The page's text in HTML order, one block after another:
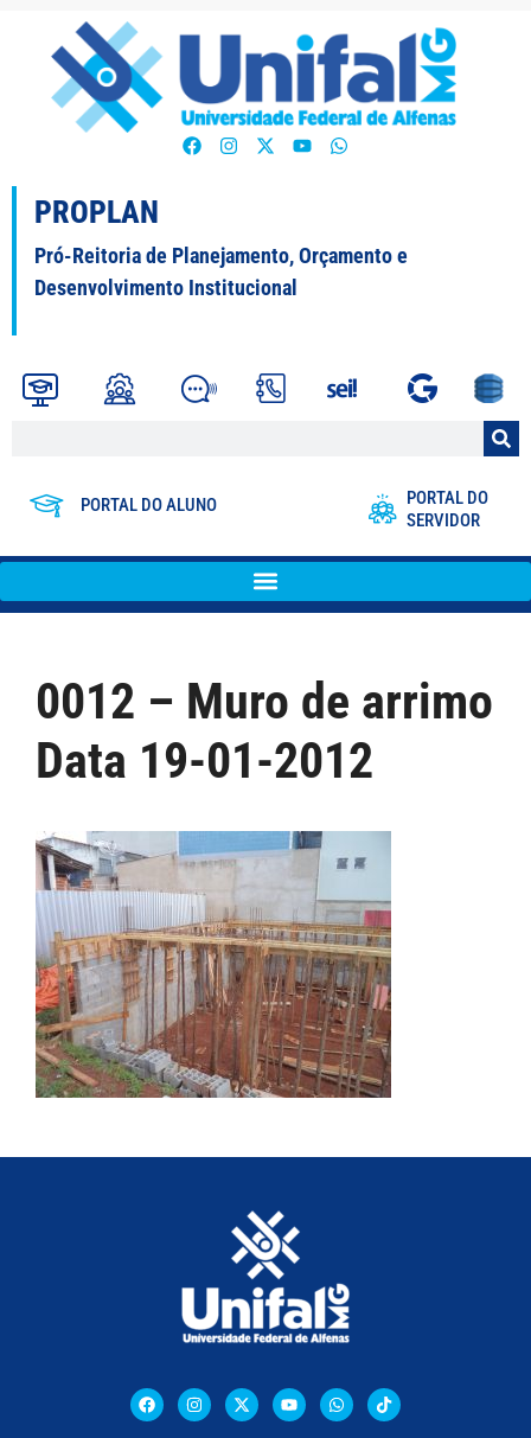
PROPLAN
Pró-Reitoria de Planejamento, Orçamento e
Desenvolvimento Institucional
PORTAL DO ALUNO
PORTAL DO
SERVIDOR
0012 – Muro de arrimo
Data 19-01-2012